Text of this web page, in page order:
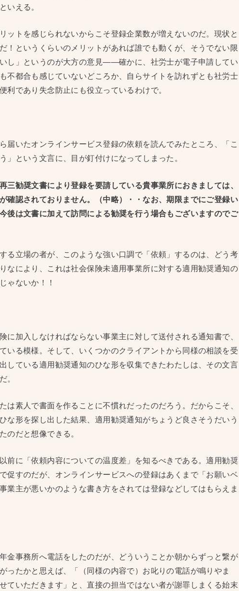
いえる。
ットを感じられないからこそ登録企業数が増えないのだ。現状と
！というくらいのメリットがあれば誰でも動くが、そうでない限
し」というのが大方の意見——確かに、社労士が電子申請してい
不都合も感じていないどころか、自らサイトを訪れずとも社労士
利であり失念防止にも役立っているわけで。
届いたオンラインサービス登録の依頼を読んでみたところ、「こ
」という文言に、目が釘付けになってしまった。
三勧奨文書により登録を要請している貴事業所におきましては、
確認されておりません。（中略）・・なお、期限までにご登録い
後は文書に加えて訪問による勧奨を行う場合もございますのでご
る立場の者が、このような強い口調で「依頼」するのは、どう考
なにより、これは社会保険未適用事業所に対する適用勧奨通知の
ゃないか！！
に加入しなければならない事業主に対して送付される通知書で、
いる模様。そして、いくつかのクライアントから同様の相談を受
している適用勧奨通知のひな形を収集できたわたしは、その文言
。
素人で書面を作ることに不慣れだったのだろう。だからこそ、
な形を探し出した結果、適用勧奨通知がちょうど良さそうだいう
のだと想像できる。
前に「依頼内容についての温度差」を知るべきである。適用勧奨
促すのだが、オンラインサービスへの登録はあくまで「お願いベ
業主が悪いかのような書き方をされては登録などしてはもらえま
金事務所へ電話をしたのだが、どういうことか朝からずっと繋が
ったかと思えば、「（同様の内容で）お叱りの電話が鳴りやま
ていただきます」と、直接の担当ではない者が謝罪しまくる始末